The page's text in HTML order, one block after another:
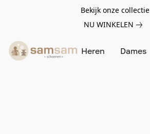
Bekijk onze collectie
NU WINKELEN
Heren Dames